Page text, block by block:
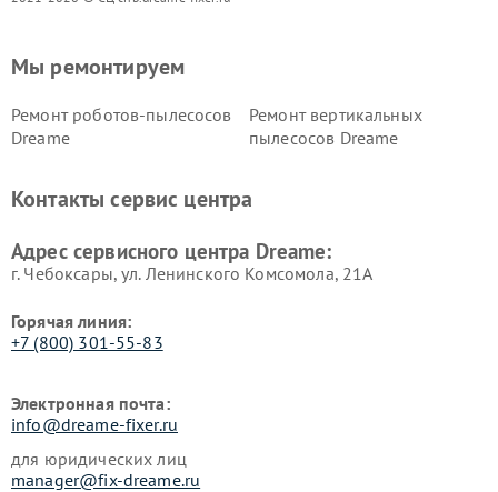
Мы ремонтируем
Ремонт роботов-пылесосов
Dreame
Ремонт вертикальных
пылесосов Dreame
Контакты сервис центра
Адрес сервисного центра Dreame:
г. Чебоксары, ул. Ленинского Комсомола, 21А
Горячая линия:
+7 (800) 301-55-83
Электронная почта:
info@dreame-fixer.ru
для юридических лиц
manager@fix-dreame.ru